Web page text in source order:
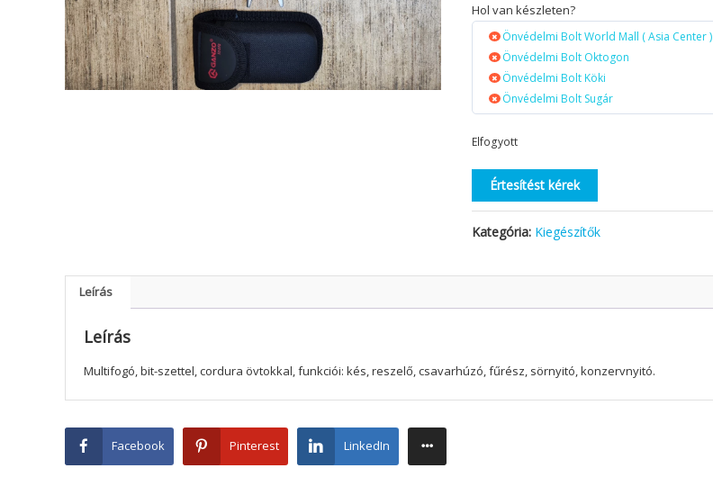
Hol van készleten?
Önvédelmi Bolt World Mall ( Asia Center )
Önvédelmi Bolt Oktogon
Önvédelmi Bolt Köki
Önvédelmi Bolt Sugár
Elfogyott
Értesítést kérek
Kategória: Kiegészítők
Leírás
Leírás
Multifogó, bit-szettel, cordura övtokkal, funkciói: kés, reszelő, csavarhúzó, fűrész, sörnyitó, konzervnyitó.
Facebook Pinterest LinkedIn